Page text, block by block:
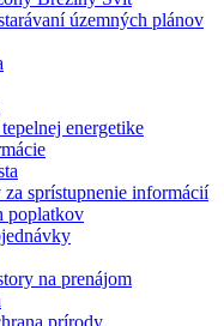
územných plánov
energetike
sprístupnenie informácií
poplatkov
na prenájom
prírody